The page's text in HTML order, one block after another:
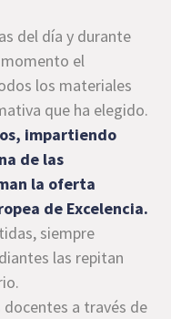
del día y durante
el
los materiales
que ha elegido.
impartiendo
de las
la oferta
de Excelencia.
siempre
las repitan
a través de